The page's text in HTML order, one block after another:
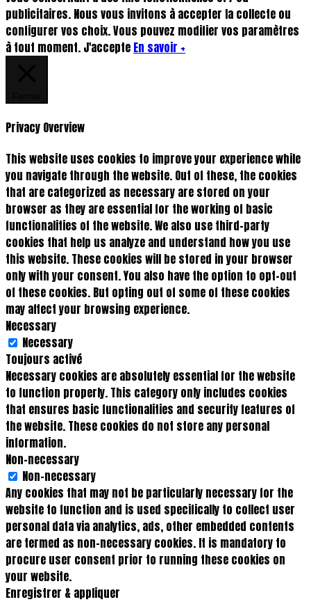
publicitaires. Nous vous invitons à accepter la collecte ou
configurer vos choix. Vous pouvez modifier vos paramètres
à tout moment. J'accepte En savoir +
Privacy Overview
This website uses cookies to improve your experience while
you navigate through the website. Out of these, the cookies
that are categorized as necessary are stored on your
browser as they are essential for the working of basic
functionalities of the website. We also use third-party
cookies that help us analyze and understand how you use
this website. These cookies will be stored in your browser
only with your consent. You also have the option to opt-out
of these cookies. But opting out of some of these cookies
may affect your browsing experience.
Necessary
Necessary
Toujours activé
Necessary cookies are absolutely essential for the website
to function properly. This category only includes cookies
that ensures basic functionalities and security features of
the website. These cookies do not store any personal
information.
Non-necessary
Non-necessary
Any cookies that may not be particularly necessary for the
website to function and is used specifically to collect user
personal data via analytics, ads, other embedded contents
are termed as non-necessary cookies. It is mandatory to
procure user consent prior to running these cookies on
your website.
Enregistrer & appliquer